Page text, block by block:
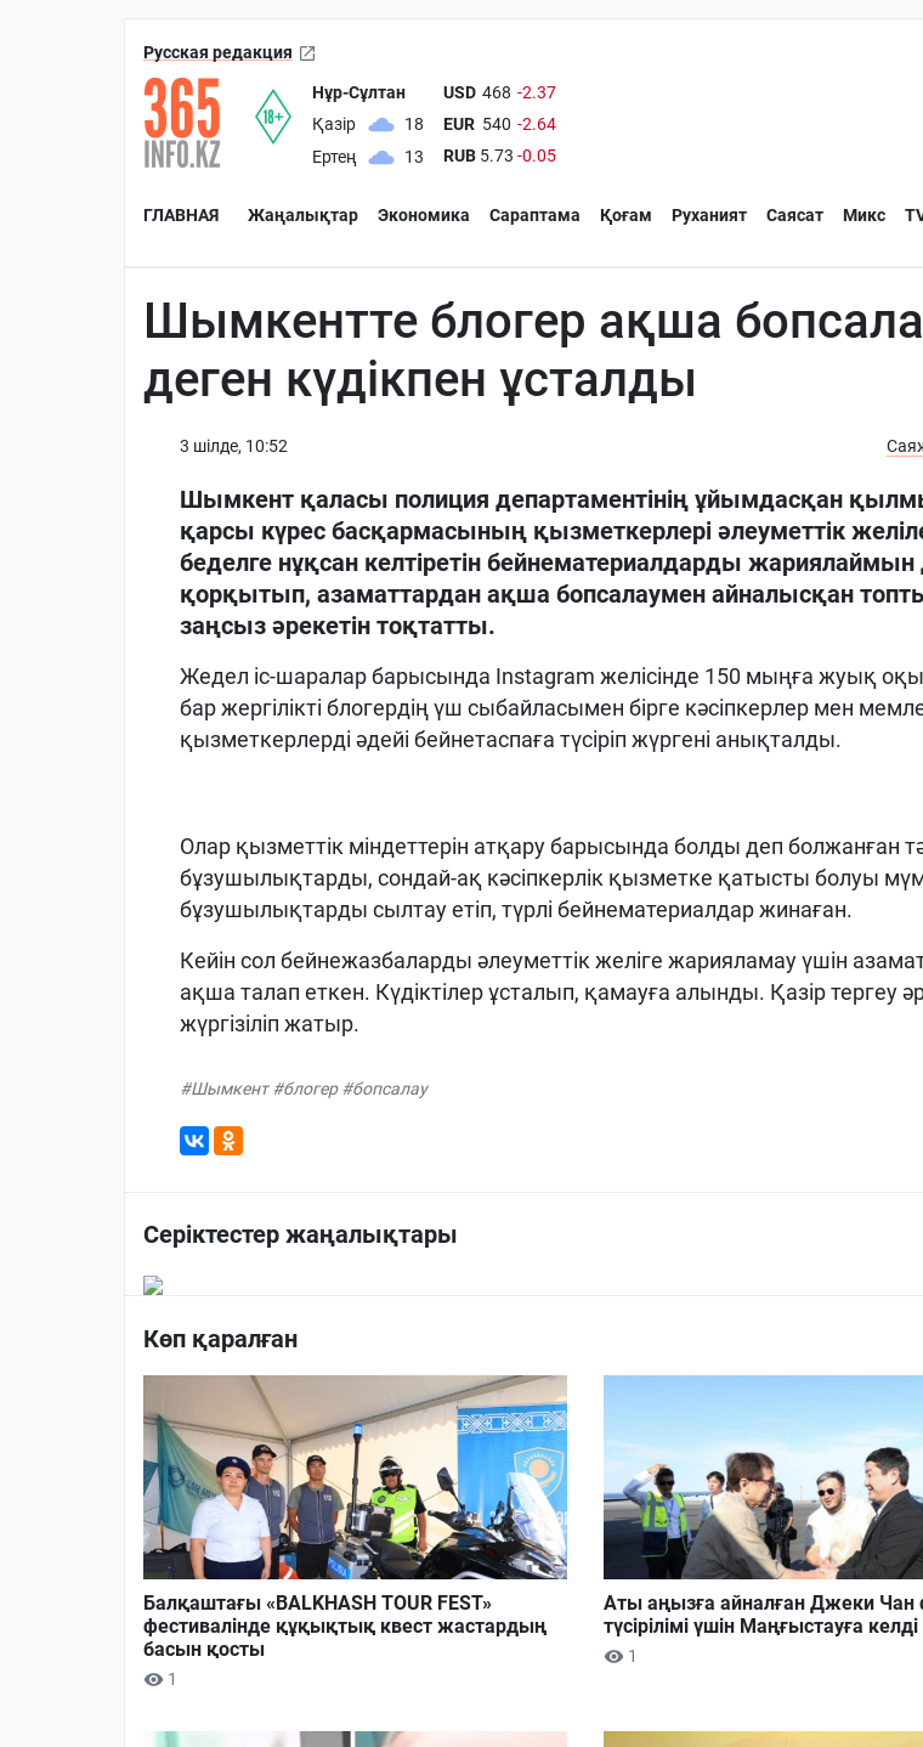
Русская редакция
Нұр-Сұлтан
Қазір
18
Ертең
13
USD 468 -2.37
EUR 540 -2.64
RUB 5.73 -0.05
ГЛАВНАЯ Жаңалықтар Экономика Сараптама Қоғам Руханият Саясат Микс
Шымкентте блогер ақша
деген күдікпен ұсталды
3 шiлде, 10:52
Шымкент қаласы полиция департаментінің ұйымдасқан
қарсы күрес басқармасының қызметкерлері әлеуметтік
беделге нұқсан келтіретін бейнематериалдарды жариялаймын
қорқытып, азаматтардан ақша бопсалаумен айналысқан
заңсыз әрекетін тоқтатты.
Жедел іс-шаралар барысында Instagram желісінде 150 мыңға жуық
бар жергілікті блогердің үш сыбайласымен бірге кәсіпкерлер мен
қызметкерлерді әдейі бейнетаспаға түсіріп жүргені анықталды.
Олар қызметтік міндеттерін атқару барысында болды деп болжанған
бұзушылықтарды, сондай-ақ кәсіпкерлік қызметке қатысты болуы
бұзушылықтарды сылтау етіп, түрлі бейнематериалдар жинаған.
Кейін сол бейнежазбаларды әлеуметтік желіге жарияламау үшін
ақша талап еткен. Күдіктілер ұсталып, қамауға алынды. Қазір тергеу
жүргізіліп жатыр.
#Шымкент #блогер #бопсалау
Серіктестер жаңалықтары
Көп қаралған
Балқаштағы «BALKHASH TOUR FEST»
фестивалінде құқықтық квест жастардың
басын қосты
1
Аты аңызға айналған Джеки Чан
түсірілімі үшін Маңғыстауға келді
1